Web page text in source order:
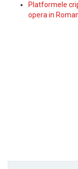
Platformele
opera in